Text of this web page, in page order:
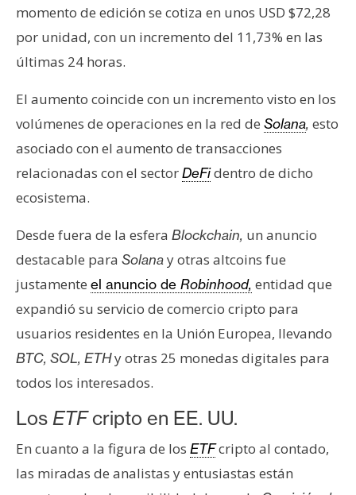
i
c
i
a
momento de edición se cotiza en unos USD $72,28
por unidad, con un incremento del 11,73% en las
últimas 24 horas.
El aumento coincide con un incremento visto en los
volúmenes de operaciones en la red de Solana, esto
asociado con el aumento de transacciones
relacionadas con el sectorDeFidentro de dicho
ecosistema.
Desde fuera de la esfera Blockchain, un anuncio
destacable para Solanay otras altcoins fue
justamente el anuncio de Robinhood, entidad que
expandió su servicio de comercio cripto para
usuarios residentes en la Unión Europea, llevando
BTC, SOL, ETHy otras 25 monedas digitales para
todos los interesados.
Los ETFcripto en EE. UU.
En cuanto a la figura de los ETFcripto al contado,
las miradas de analistas y entusiastas están